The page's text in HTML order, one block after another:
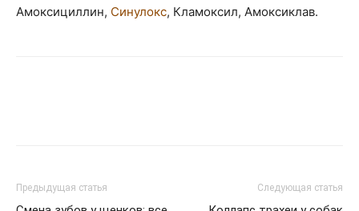
Амоксициллин, Синулокс, Кламоксил, Амоксиклав.
Предыдущая статья Следующая статья